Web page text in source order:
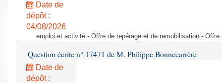
Date de
dépôt :
04/08/2026
emploi et activité - Offre de repérage et de remobilisation -
Question écrite n° 17471 de M. Philippe Bonnecarrère
Date de
dépôt :